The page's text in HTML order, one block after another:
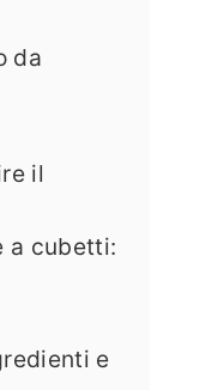
da
il
a cubetti:
e